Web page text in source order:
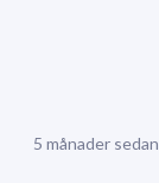
5 månader sedan